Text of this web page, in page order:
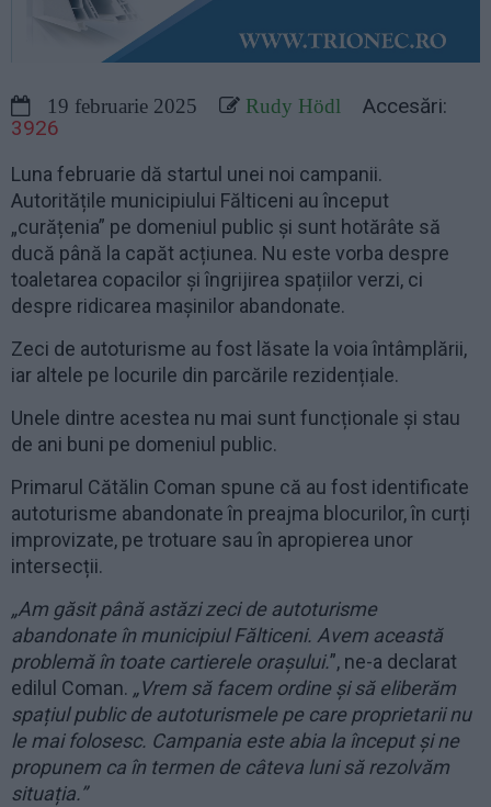
19 februarie 2025 Rudy Hödl
Accesări:
3926
Luna februarie dă startul unei noi campanii.
Autoritățile municipiului Fălticeni au început
„curățenia” pe domeniul public și sunt hotărâte să
ducă până la capăt acțiunea. Nu este vorba despre
toaletarea copacilor și îngrijirea spațiilor verzi, ci
despre ridicarea mașinilor abandonate.
Zeci de autoturisme au fost lăsate la voia întâmplării,
iar altele pe locurile din parcările rezidențiale.
Unele dintre acestea nu mai sunt funcționale și stau
de ani buni pe domeniul public.
Primarul Cătălin Coman spune că au fost identificate
autoturisme abandonate în preajma blocurilor, în curți
improvizate, pe trotuare sau în apropierea unor
intersecții.
„Am găsit până astăzi zeci de autoturisme
abandonate în municipiul Fălticeni. Avem această
problemă în toate cartierele orașului.”, ne-a declarat
edilul Coman. „Vrem să facem ordine și să eliberăm
spațiul public de autoturismele pe care proprietarii nu
le mai folosesc. Campania este abia la început și ne
propunem ca în termen de câteva luni să rezolvăm
situația.”